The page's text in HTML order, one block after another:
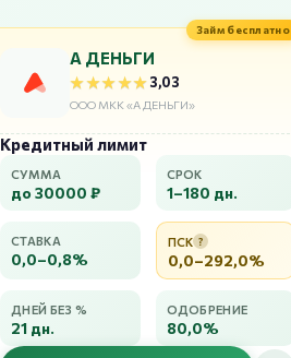
Займ бесплатно
А ДЕНЬГИ
★★★★★
★★★★★3,03
ООО МКК «А ДЕНЬГИ»
Кредитный лимит
СУММА
до 30000 ₽
СРОК
1–180 дн.
СТАВКА
0,0–0,8%
ПСК ?
0,0–292,0%
ДНЕЙ БЕЗ %
21 дн.
ОДОБРЕНИЕ
80,0%